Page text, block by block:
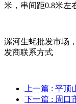
米，串间距0.8米左
漯河生蚝批发市场
发商联系方式
上一篇 : 平顶
下一篇 : 周口